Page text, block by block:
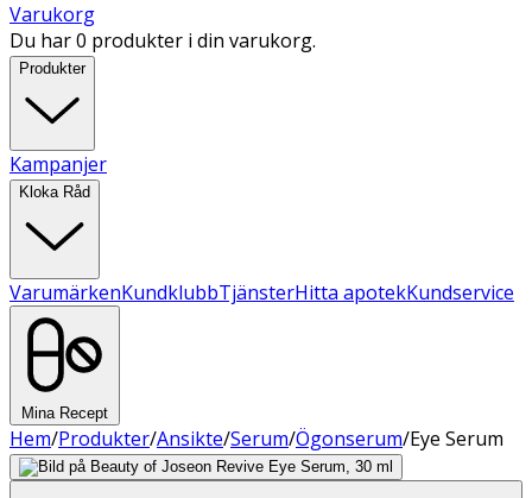
Varukorg
Du har 0 produkter i din varukorg.
Produkter
Kampanjer
Kloka Råd
VarumärkenKundklubbTjänsterHitta apotekKundservice
Mina Recept
Hem/Produkter/Ansikte/Serum/Ögonserum/Eye Serum